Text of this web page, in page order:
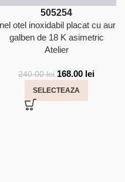
505254
otel inoxidabil placat cu aur
galben de 18 K asimetric
Atelier
240.00lei 168.00 lei
SELECTEAZA